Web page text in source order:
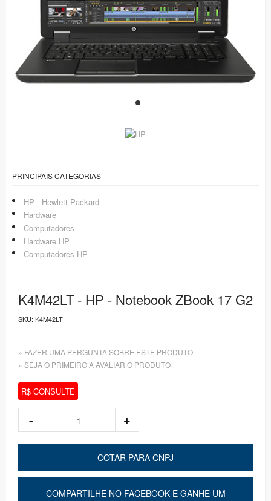
PRINCIPAIS CATEGORIAS
HP - Hewlett Packard
Hardware
Computadores
Hardware HP
Computadores HP
K4M42LT - HP - Notebook ZBook 17 G2
SKU: K4M42LT
» FAZER UMA PERGUNTA SOBRE ESTE PRODUTO
» SEJA O PRIMEIRO A AVALIAR O PRODUTO
R$ CONSULTE
COTAR PARA CNPJ
COMPARTILHE NO FACEBOOK E GANHE UM